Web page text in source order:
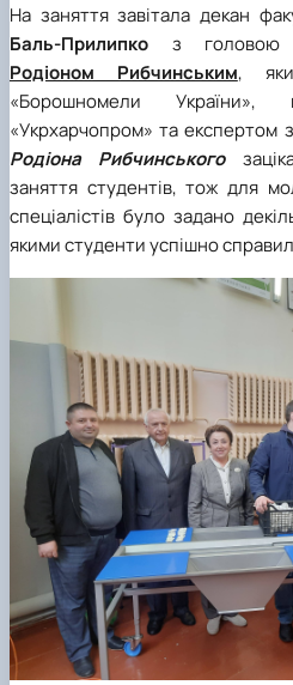
На заняття завітала декан
Баль-Прилипко з головою
Родіоном Рибчинським,
«Борошномели
«Укрхарчопром» та
Родіона Рибчинського
заняття студентів, тож для
спеціалістів було задано
якими студенти успішно